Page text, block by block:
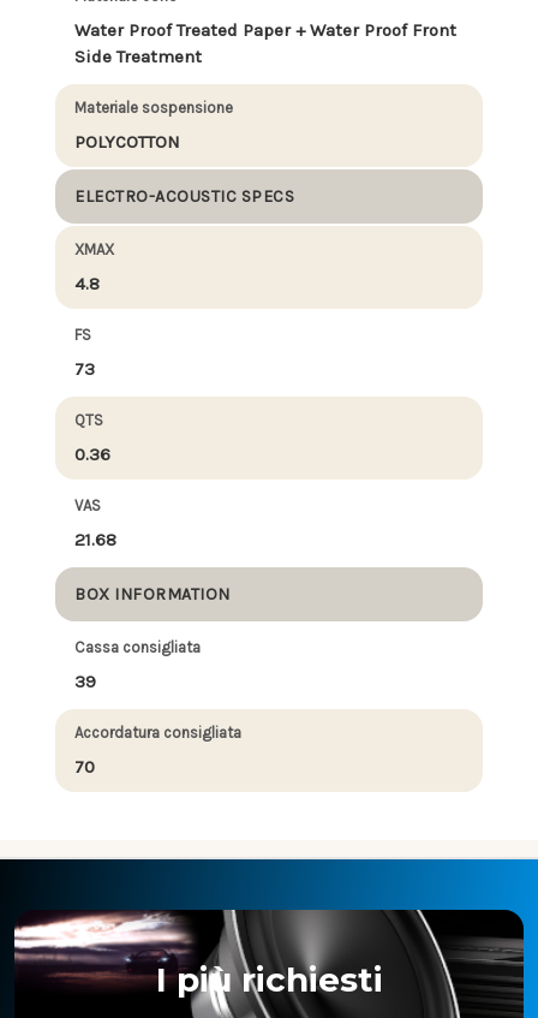
Water Proof Treated Paper + Water Proof Front
Side Treatment
Materiale sospensione
POLYCOTTON
ELECTRO-ACOUSTIC SPECS
XMAX
4.8
FS
73
QTS
0.36
VAS
21.68
BOX INFORMATION
Cassa consigliata
39
Accordatura consigliata
70
I più richiesti